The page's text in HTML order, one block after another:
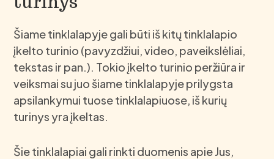
Šiame tinklalapyje gali būti iš kitų tinklalapio
įkelto turinio (pavyzdžiui, video, paveikslėliai,
tekstas ir pan.). Tokio įkelto turinio peržiūra ir
veiksmai su juo šiame tinklalapyje prilygsta
apsilankymui tuose tinklalapiuose, iš kurių
turinys yra įkeltas.
Šie tinklalapiai gali rinkti duomenis apie Jus,